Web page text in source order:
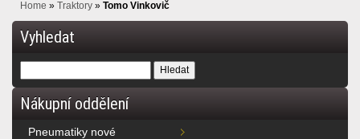
Home » Traktory » Tomo Vinkovič
Vyhledat
Nákupní oddělení
Pneumatiky nové